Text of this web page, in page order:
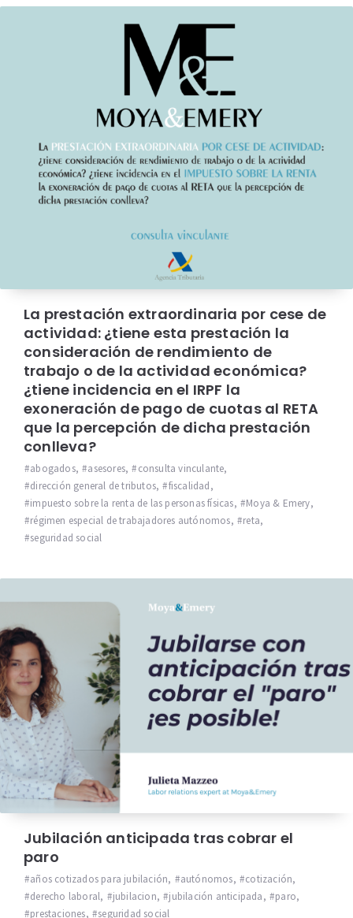
La prestación extraordinaria por cese de
actividad: ¿tiene esta prestación la
consideración de rendimiento de
trabajo o de la actividad económica?
¿tiene incidencia en el IRPF la
exoneración de pago de cuotas al RETA
que la percepción de dicha prestación
conlleva?
abogados, asesores, consulta vinculante,
dirección general de tributos, fiscalidad,
impuesto sobre la renta de las personas físicas, Moya & Emery,
régimen especial de trabajadores autónomos, reta,
seguridad social
Jubilación anticipada tras cobrar el
paro
años cotizados para jubilación, autónomos, cotización,
derecho laboral, jubilacion, jubilación anticipada, paro,
prestaciones, seguridad social